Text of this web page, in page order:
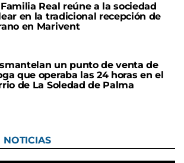
Real reúne a la sociedad
en la tradicional recepción de
en Marivent
un punto de venta de
que operaba las 24 horas en el
de La Soledad de Palma
NOTICIAS